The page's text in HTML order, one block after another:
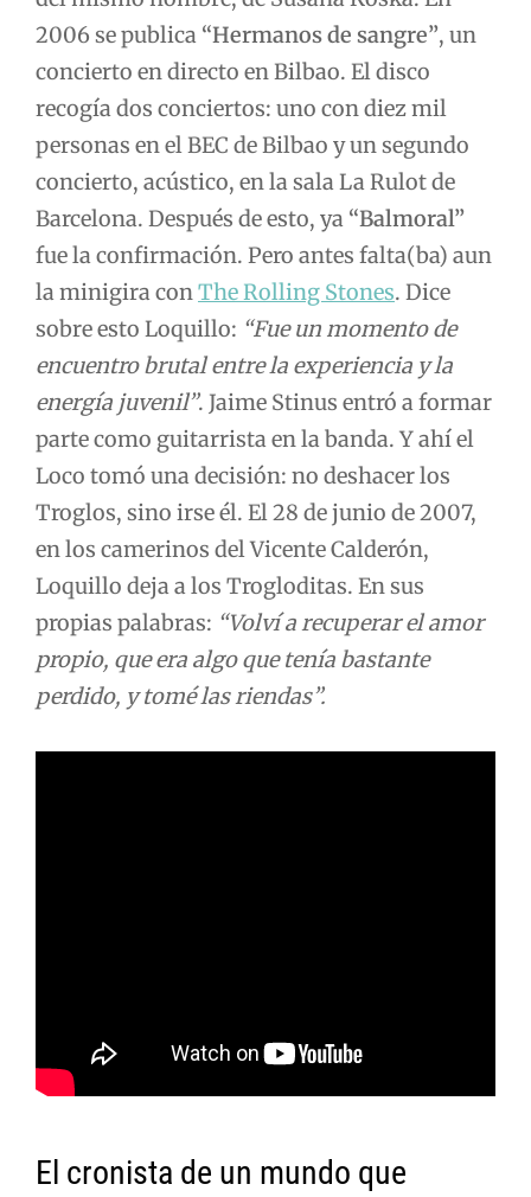
2006 se publica “Hermanos de sangre”, un
concierto en directo en Bilbao. El disco
recogía dos conciertos: uno con diez mil
personas en el BEC de Bilbao y un segundo
concierto, acústico, en la sala La Rulot de
Barcelona. Después de esto, ya “Balmoral”
fue la confirmación. Pero antes falta(ba) aun
la minigira con The Rolling Stones. Dice
sobre esto Loquillo: “Fue un momento de
encuentro brutal entre la experiencia y la
energía juvenil”. Jaime Stinus entró a formar
parte como guitarrista en la banda. Y ahí el
Loco tomó una decisión: no deshacer los
Troglos, sino irse él. El 28 de junio de 2007,
en los camerinos del Vicente Calderón,
Loquillo deja a los Trogloditas. En sus
propias palabras: “Volví a recuperar el amor
propio, que era algo que tenía bastante
perdido, y tomé las riendas”.
El cronista de un mundo que